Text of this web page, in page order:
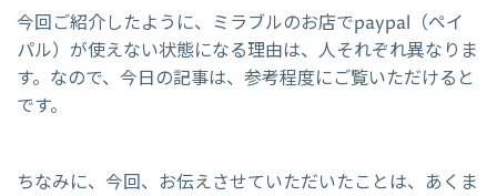
今回ご紹介したように、ミラブルのお店でpaypal（ペイ
パル）が使えない状態になる理由は、人それぞれ異なりま
す。なので、今日の記事は、参考程度にご覧いただけると
です。
ちなみに、今回、お伝えさせていただいたことは、あくま